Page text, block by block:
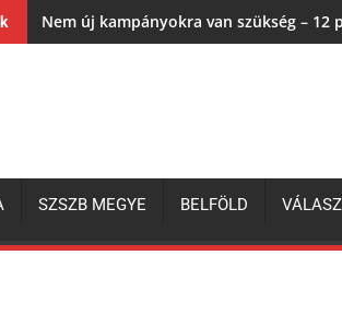
Nem új kampányokra van szükség –
SZSZB MEGYE BELFÖLD